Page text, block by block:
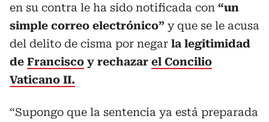
en su contra le ha sido notificada con “un
simple correo electrónico” y que se le acusa
del delito de cisma por negar la legitimidad
de Francisco y rechazar el Concilio
Vaticano II.
“Supongo que la sentencia ya está preparada